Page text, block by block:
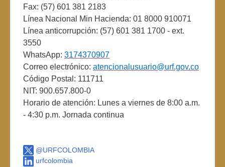
Fax: (57) 601 381 2183
Línea Nacional Min Hacienda: 01 8000 910071
Línea anticorrupción: (57) 601 381 1700 - ext.
3550
WhatsApp: 3174370907
Correo electrónico: atencionalusuario@urf.gov.co
Código Postal: 111711
NIT: 900.657.800-0
Horario de atención: Lunes a viernes de 8:00 a.m.
- 4:30 p.m. Jornada continua
@URFCOLOMBIA
urfcolombia